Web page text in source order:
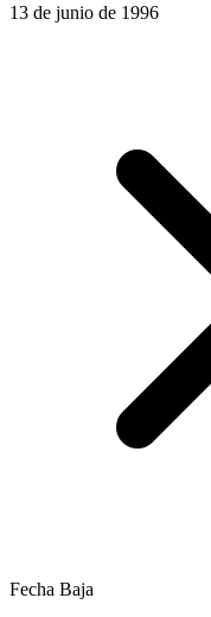
13 de junio de 1996
Fecha Baja